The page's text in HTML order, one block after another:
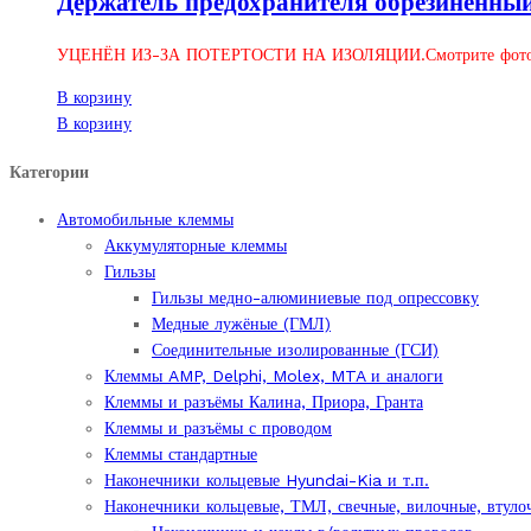
УЦЕНЁН ИЗ-ЗА ПОТЕРТОСТИ НА ИЗОЛЯЦИИ.Смотрите
В корзину
В корзину
Категории
Автомобильные клеммы
Аккумуляторные клеммы
Гильзы
Гильзы медно-алюминиевые под опрессовку
Медные лужёные (ГМЛ)
Соединительные изолированные (ГСИ)
Клеммы AMP, Delphi, Molex, MTA и аналоги
Клеммы и разъёмы Калина, Приора, Гранта
Клеммы и разъёмы с проводом
Клеммы стандартные
Наконечники кольцевые Hyundai-Kia и т.п.
Наконечники кольцевые, ТМЛ, свечные, вилочные,